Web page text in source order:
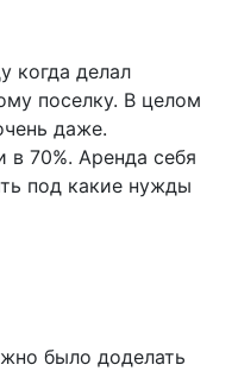
когда делал
поселку. В целом
даже.
70%. Аренда себя
под какие нужды
было доделать